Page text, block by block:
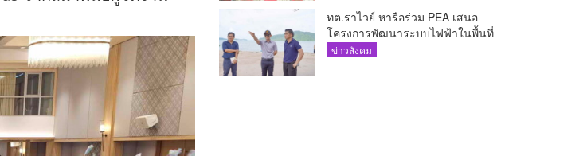
ทต.ราไวย์ หารือร่วม PEA เสนอ
โครงการพัฒนาระบบไฟฟ้าในพื้นที่
เกาะโหลน
ข่าวสังคม